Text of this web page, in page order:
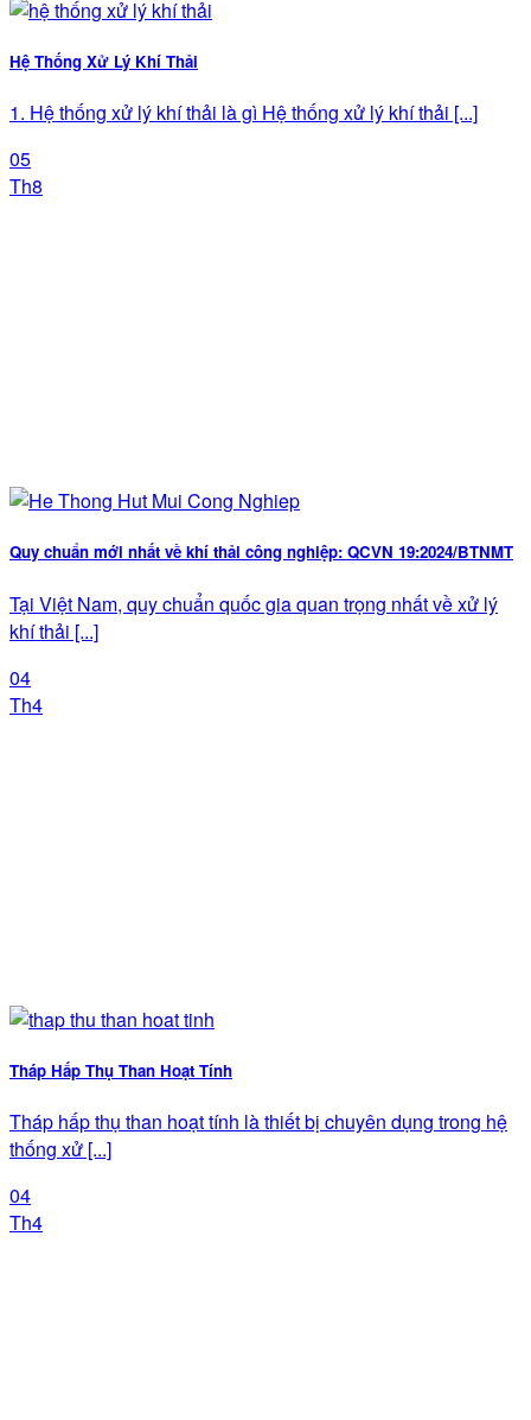
Hệ Thống Xử Lý Khí Thải
1. Hệ thống xử lý khí thải là gì Hệ thống xử lý khí thải [...]
05
Th8
Quy chuẩn mới nhất về khí thải công nghiệp: QCVN 19:2024/BTNMT
Tại Việt Nam, quy chuẩn quốc gia quan trọng nhất về xử lý
khí thải [...]
04
Th4
Tháp Hấp Thụ Than Hoạt Tính
Tháp hấp thụ than hoạt tính là thiết bị chuyên dụng trong hệ
thống xử [...]
04
Th4